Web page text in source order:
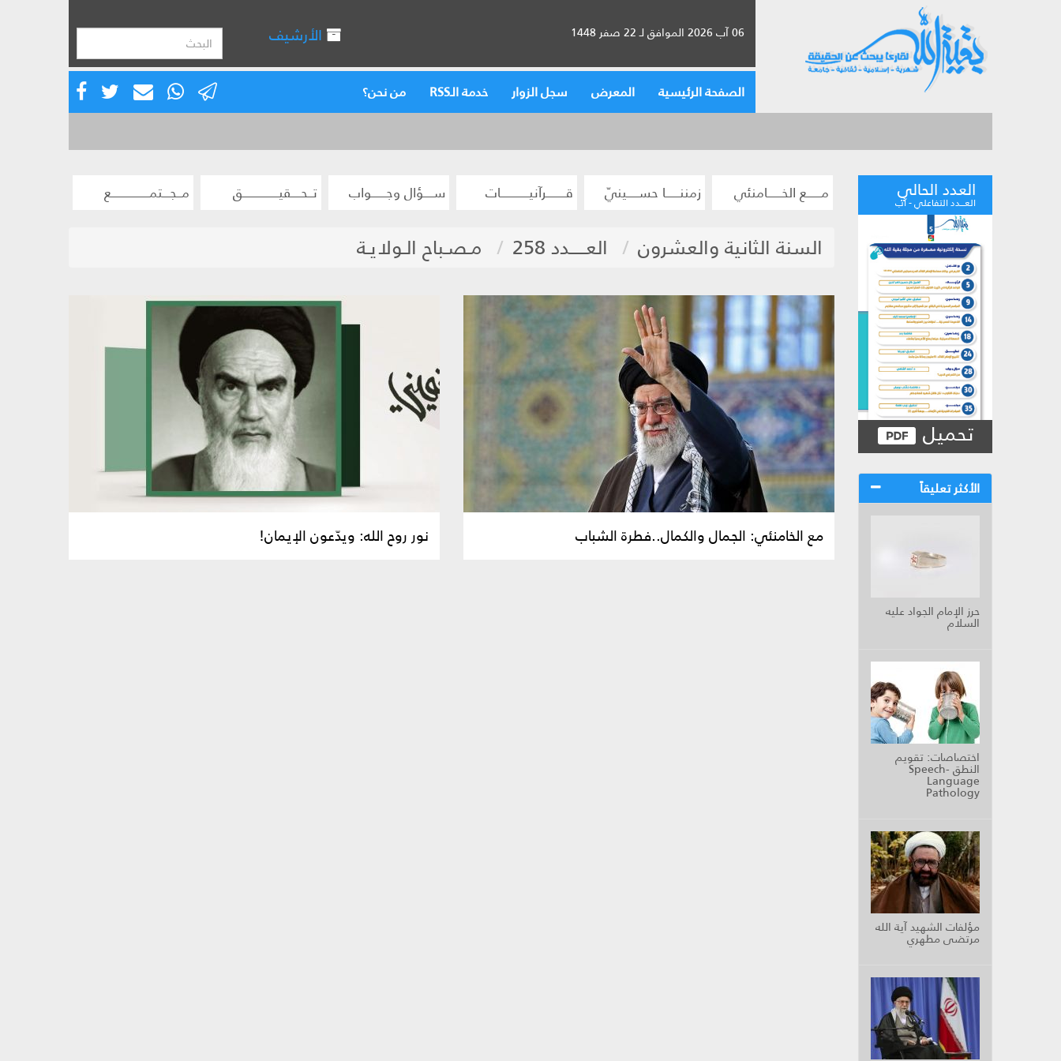
06 آب 2026 الموافق لـ 22 صفر 1448 الأرشيف
الصفحة الرئيسية المعرض سجل الزوار خدمة الـRSS من نحن؟
العدد الحالي
العـــدد التفاعلي - آب
تحميل
الأكثر تعليقاً
حرز الإمام الجواد عليه
السلام
اختصاصات: تقويم
النطق Speech-
Language
Pathology
مؤلفات الشهيد آية الله
مرتضى مطهري
مــــــع الخــــــامنئي زمننــــــا حســـــينيّ قــــــــرآنيــــــــــــات ســــؤال وجــــــواب تــحــــقيـــــــــــــــق مــجـــتمــــــــــــــــع
السنة الثانية والعشرون العـــــدد 258 مـصـباح الـولايـة
مع الخامنئي: الجمال والكمال..فطرة الشباب نور روح الله: ويدّعون الإيمان!